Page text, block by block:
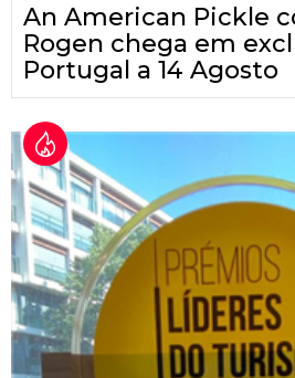
An American Pickle
Rogen chega em
Portugal a 14 Agosto